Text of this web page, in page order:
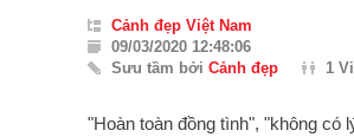
Cảnh đẹp Việt Nam
09/03/2020 12:48:06
Sưu tầm bởi Cảnh đẹp 1
"Hoàn toàn đồng tình", "không có